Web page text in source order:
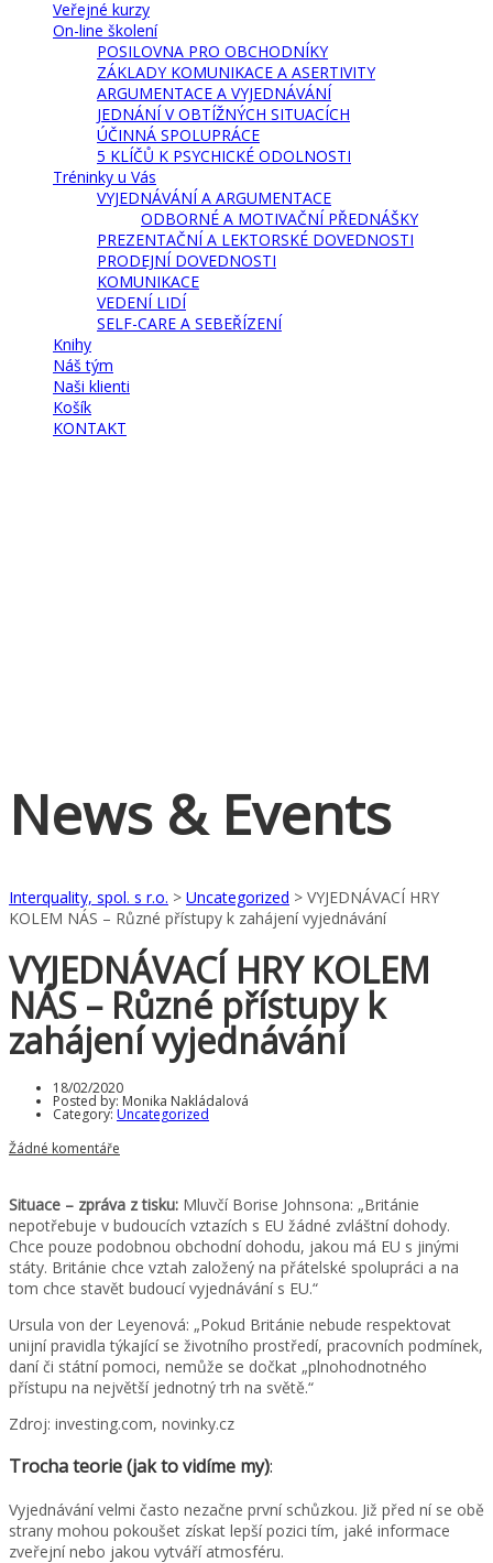
Veřejné kurzy
On-line školení
POSILOVNA PRO OBCHODNÍKY
ZÁKLADY KOMUNIKACE A ASERTIVITY
ARGUMENTACE A VYJEDNÁVÁNÍ
JEDNÁNÍ V OBTÍŽNÝCH SITUACÍCH
ÚČINNÁ SPOLUPRÁCE
5 KLÍČŮ K PSYCHICKÉ ODOLNOSTI
Tréninky u Vás
VYJEDNÁVÁNÍ A ARGUMENTACE
ODBORNÉ A MOTIVAČNÍ PŘEDNÁŠKY
PREZENTAČNÍ A LEKTORSKÉ DOVEDNOSTI
PRODEJNÍ DOVEDNOSTI
KOMUNIKACE
VEDENÍ LIDÍ
SELF-CARE A SEBEŘÍZENÍ
Knihy
Náš tým
Naši klienti
Košík
KONTAKT
News & Events
Interquality, spol. s r.o. > Uncategorized > VYJEDNÁVACÍ HRY
KOLEM NÁS – Různé přístupy k zahájení vyjednávání
VYJEDNÁVACÍ HRY KOLEM
NÁS – Různé přístupy k
zahájení vyjednávání
18/02/2020
Posted by: Monika Nakládalová
Category: Uncategorized
Žádné komentáře
Situace – zpráva z tisku: Mluvčí Borise Johnsona: „Británie
nepotřebuje v budoucích vztazích s EU žádné zvláštní dohody.
Chce pouze podobnou obchodní dohodu, jakou má EU s jinými
státy. Británie chce vztah založený na přátelské spolupráci a na
tom chce stavět budoucí vyjednávání s EU.“
Ursula von der Leyenová: „Pokud Británie nebude respektovat
unijní pravidla týkající se životního prostředí, pracovních podmínek,
daní či státní pomoci, nemůže se dočkat „plnohodnotného
přístupu na největší jednotný trh na světě.“
Zdroj: investing.com, novinky.cz
Trocha teorie (jak to vidíme my):
Vyjednávání velmi často nezačne první schůzkou. Již před ní se obě
strany mohou pokoušet získat lepší pozici tím, jaké informace
zveřejní nebo jakou vytváří atmosféru.